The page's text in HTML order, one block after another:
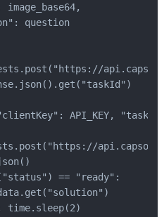
image_base64,
question
API_KEY,
== "ready":
time.sleep(2)